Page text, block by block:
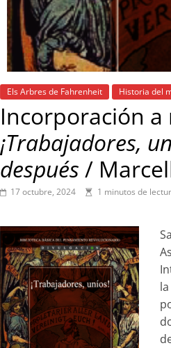
Els Arbres de Fahrenheit Historia del
Incorporación
¡Trabajadores,
después /
17 octubre, 2024 1 minutos de